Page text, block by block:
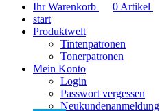
Ihr Warenkorb 0 Artikel
start
Produktwelt
Tintenpatronen
Tonerpatronen
Mein Konto
Login
Passwort vergessen
Neukundenanmeldung